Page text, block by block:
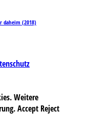
daheim (2018)
Weitere
Accept Reject